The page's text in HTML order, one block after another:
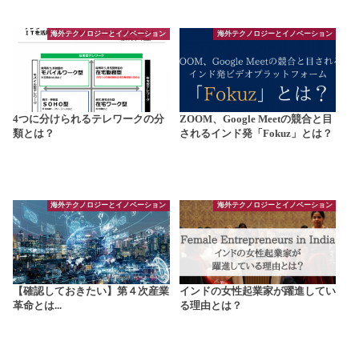
海外テクノロジーとイノベーション
4つに分けられるテレワークの分
類とは？
海外テクノロジーとイノベーション
ZOOM、Google Meetの競合と目
されるインド発「Fokuz」とは？
海外テクノロジーとイノベーション
【確認しておきたい】第４次産業
革命とは...
海外テクノロジーとイノベーション
インドの女性起業家が躍進してい
る理由とは？